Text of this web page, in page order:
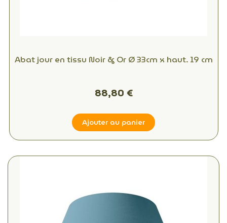
Abat jour en tissu Noir & Or Ø 33cm x haut. 19 cm
88,80 €
Ajouter au panier